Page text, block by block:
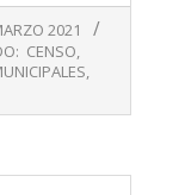
2021
CENSO,
,